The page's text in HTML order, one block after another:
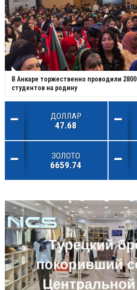
В Анкаре торжественно проводили
студентов на родину
ДОЛЛАР
47.68
ЗОЛОТО
6659.74